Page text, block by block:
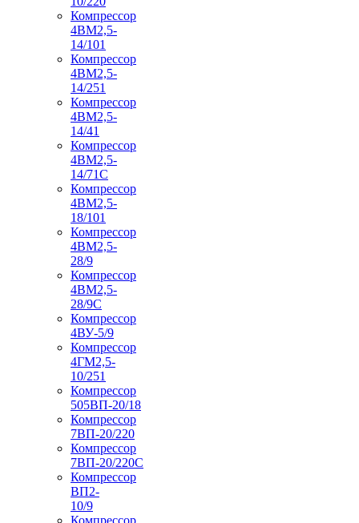
Компрессор
4ВМ2,5-
14/101
Компрессор
4ВМ2,5-
14/251
Компрессор
4ВМ2,5-
14/41
Компрессор
4ВМ2,5-
14/71C
Компрессор
4ВМ2,5-
18/101
Компрессор
4ВМ2,5-
28/9
Компрессор
4ВМ2,5-
28/9С
Компрессор
4ВУ-5/9
Компрессор
4ГМ2,5-
10/251
Компрессор
505ВП-20/18
Компрессор
7ВП-20/220
Компрессор
7ВП-20/220С
Компрессор
ВП2-
10/9
Компрессор